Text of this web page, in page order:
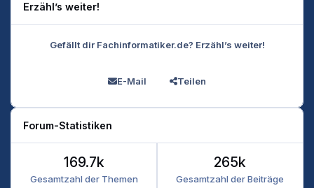
Erzähl’s weiter!
Gefällt dir Fachinformatiker.de? Erzähl’s weiter!
E-Mail Teilen
Forum-Statistiken
Gesamtzahl der Themen
169.7k
Gesamtzahl der Beiträge
265k